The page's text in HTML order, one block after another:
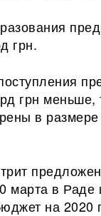
грн.
грн меньше,
в
марта в Раде
на 2020